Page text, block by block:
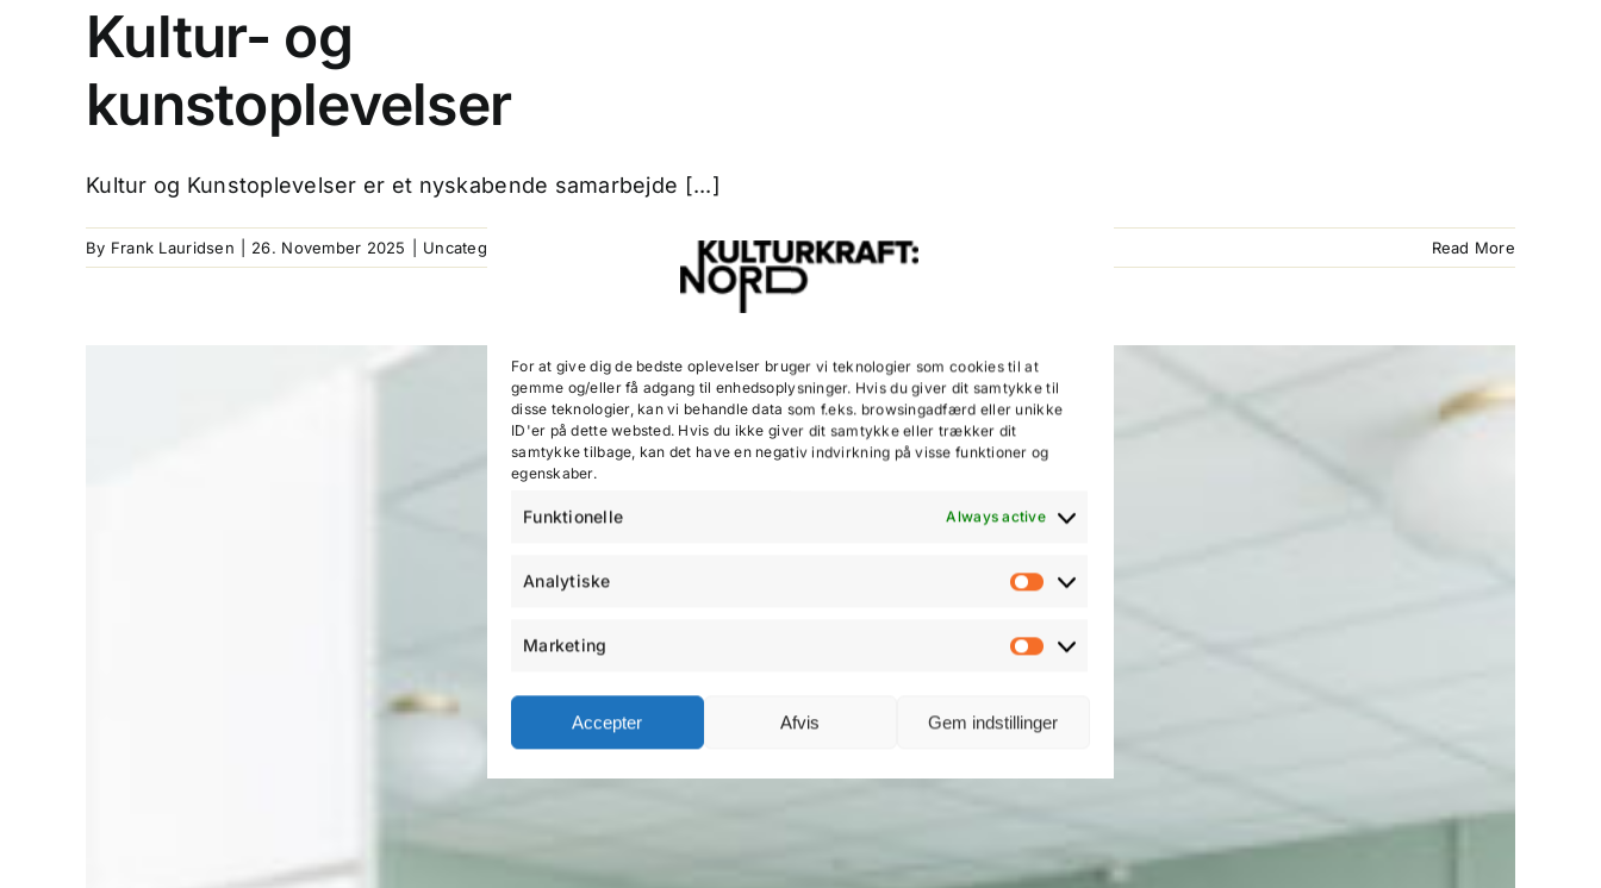
For at give dig de bedste oplevelser bruger vi teknologier som cookies til at
gemme og/eller få adgang til enhedsoplysninger. Hvis du giver dit samtykke til
disse teknologier, kan vi behandle data som f.eks. browsingadfærd eller unikke
ID'er på dette websted. Hvis du ikke giver dit samtykke eller trækker dit
samtykke tilbage, kan det have en negativ indvirkning på visse funktioner og
egenskaber.
Funktionelle Always active
Analytiske
Analytiske
Marketing
Marketing
Accepter Afvis Gem indstillinger
Kultur- og
kunstoplevelser
Kultur og Kunstoplevelser er et nyskabende samarbejde [...]
By Frank Lauridsen 26. November 2025 Uncategorized Read More